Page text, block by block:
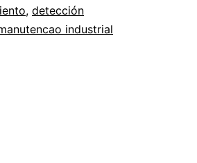
, detección
industrial